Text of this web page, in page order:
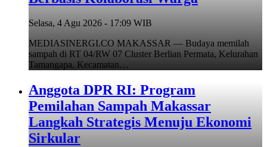
Selasa, 4 Agu 2026 - 17:09 WIB
MEDIASINERGI.CO MAKASSAR — Budaya memilah
sampah di RT 04/RW 07 Cluster Berlian Permata, Kelurahan
Tamangapa, Kecamatan…
Anggota DPR RI: Program
Pemilahan Sampah Makassar
Langkah Strategis Menuju Ekonomi
Sirkular